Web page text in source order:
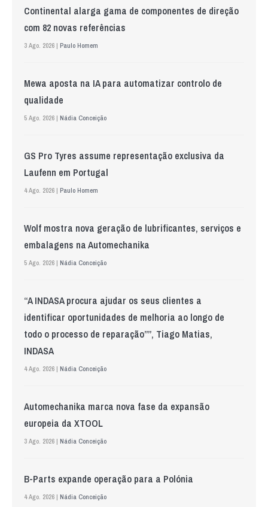
Continental alarga gama de componentes de direção
com 82 novas referências
3 Ago. 2026 | Paulo Homem
Mewa aposta na IA para automatizar controlo de
qualidade
5 Ago. 2026 | Nádia Conceição
GS Pro Tyres assume representação exclusiva da
Laufenn em Portugal
4 Ago. 2026 | Paulo Homem
Wolf mostra nova geração de lubrificantes, serviços e
embalagens na Automechanika
5 Ago. 2026 | Nádia Conceição
“A INDASA procura ajudar os seus clientes a
identificar oportunidades de melhoria ao longo de
todo o processo de reparação””, Tiago Matias,
INDASA
4 Ago. 2026 | Nádia Conceição
Automechanika marca nova fase da expansão
europeia da XTOOL
3 Ago. 2026 | Nádia Conceição
B-Parts expande operação para a Polónia
4 Ago. 2026 | Nádia Conceição